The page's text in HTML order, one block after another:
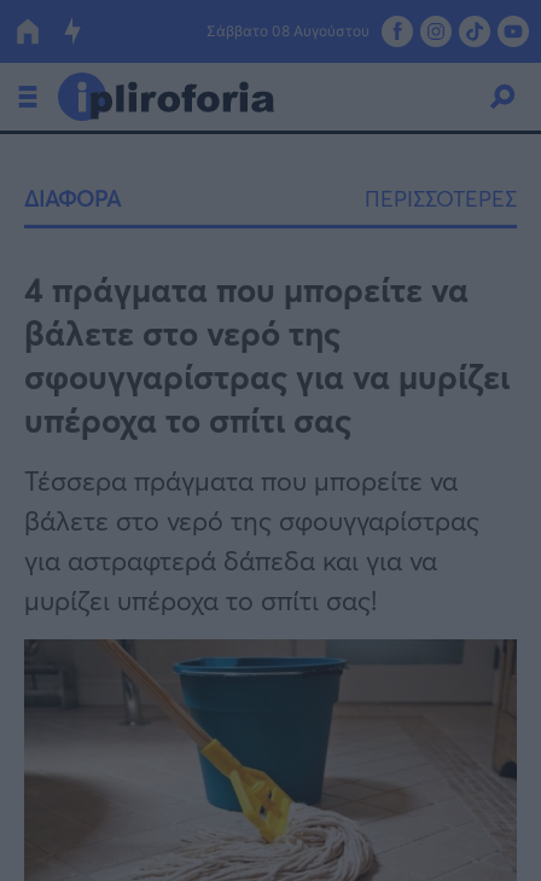
Σάββατο 08 Αυγούστου
Οικονομία
Πολιτική
Τράπεζες
Επιδοτήσεις
ΕΣΠΑ
Κόσμος
Lifestyle
Αθλητικά
Υγεία
Γυναίκα
Καιρός
ΔΙΑΦΟΡΑ ΠΕΡΙΣΣΟΤΕΡΕΣ
4 πράγματα που μπορείτε να
βάλετε στο νερό της
σφουγγαρίστρας για να μυρίζει
υπέροχα το σπίτι σας
Τέσσερα πράγματα που μπορείτε να
βάλετε στο νερό της σφουγγαρίστρας
για αστραφτερά δάπεδα και για να
μυρίζει υπέροχα το σπίτι σας!